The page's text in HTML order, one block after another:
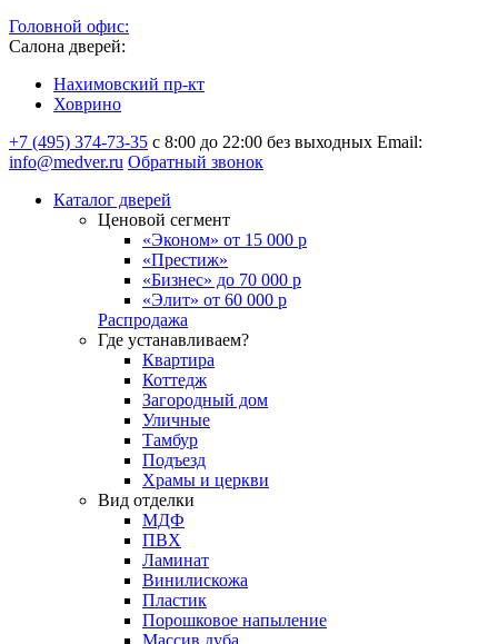
Головной офис:
Салона дверей:
Нахимовский пр-кт
Ховрино
+7 (495) 374-73-35 с 8:00 до 22:00 без выходных Email:
info@medver.ru Обратный звонок
Каталог дверей
Ценовой сегмент
«Эконом» от 15 000 р
«Престиж»
«Бизнес» до 70 000 р
«Элит» от 60 000 р
Распродажа
Где устанавливаем?
Квартира
Коттедж
Загородный дом
Уличные
Тамбур
Подъезд
Храмы и церкви
Вид отделки
МДФ
ПВХ
Ламинат
Винилискожа
Пластик
Порошковое напыление